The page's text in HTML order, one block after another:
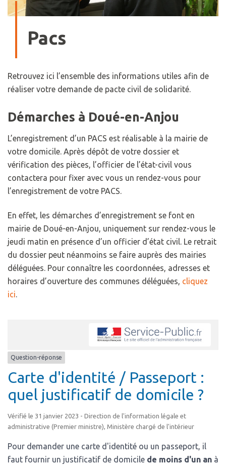
Pacs
Retrouvez ici l’ensemble des informations utiles afin de
réaliser votre demande de pacte civil de solidarité.
Démarches à Doué-en-Anjou
L’enregistrement d’un PACS est réalisable à la mairie de
votre domicile. Après dépôt de votre dossier et
vérification des pièces, l’officier de l’état-civil vous
contactera pour fixer avec vous un rendez-vous pour
l’enregistrement de votre PACS.
En effet, les démarches d’enregistrement se font en
mairie de Doué-en-Anjou, uniquement sur rendez-vous le
jeudi matin en présence d’un officier d’état civil. Le retrait
du dossier peut néanmoins se faire auprès des mairies
déléguées. Pour connaître les coordonnées, adresses et
horaires d’ouverture des communes déléguées, cliquez
ici.
Question-réponse
Carte d'identité / Passeport :
quel justificatif de domicile ?
Vérifié le 31 janvier 2023 - Direction de l'information légale et
administrative (Premier ministre), Ministère chargé de l'intérieur
Pour demander une carte d'identité ou un passeport, il
faut fournir un justificatif de domicile de moins d'un an à